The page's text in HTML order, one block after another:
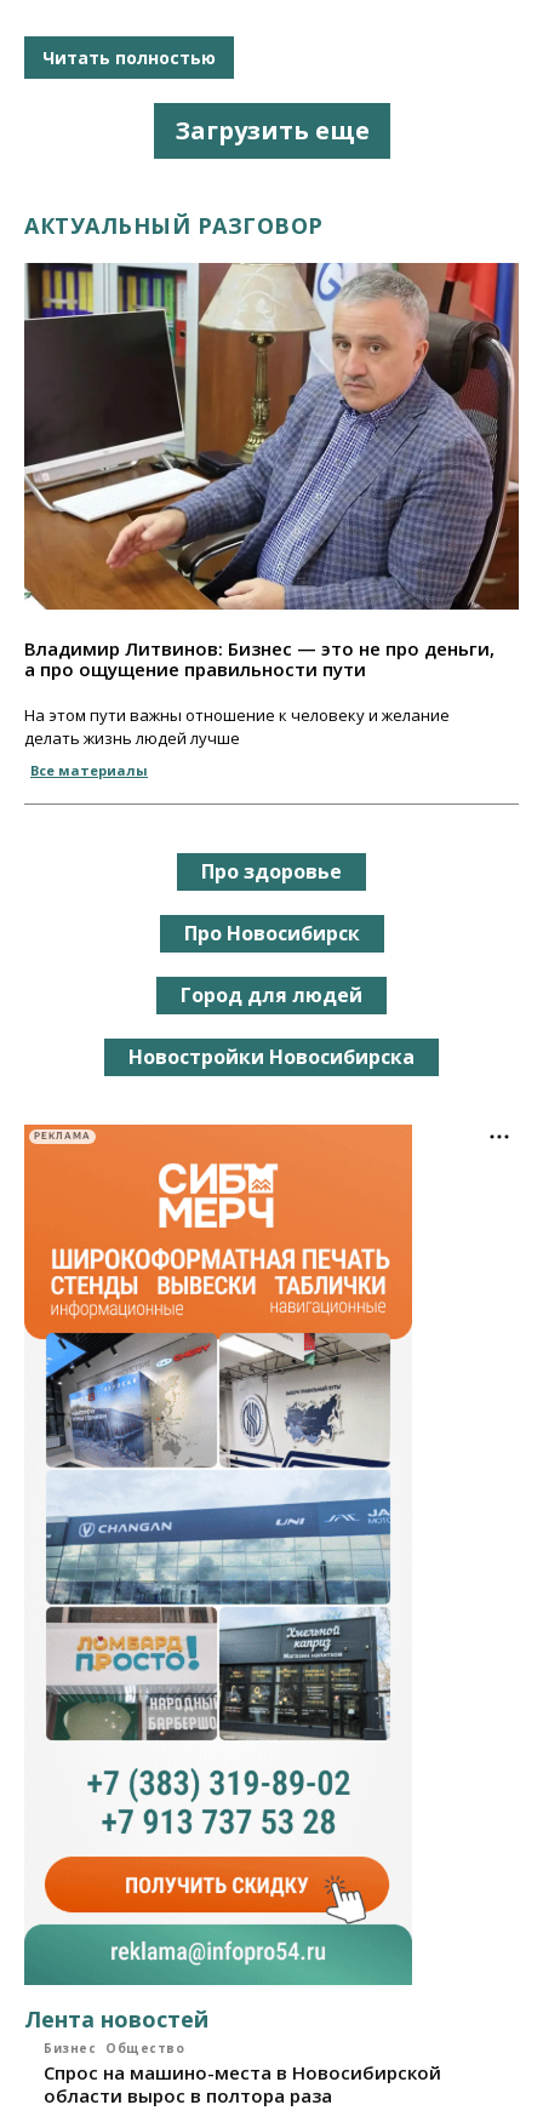
Читать полностью
Загрузить еще
АКТУАЛЬНЫЙ РАЗГОВОР
Владимир Литвинов: Бизнес — это не про деньги,
а про ощущение правильности пути
На этом пути важны отношение к человеку и желание
делать жизнь людей лучше
Все материалы
Про здоровье
Про Новосибирск
Город для людей
Новостройки Новосибирска
РЕКЛАМА
Лента новостей
Бизнес Общество
Спрос на машино-места в Новосибирской
области вырос в полтора раза